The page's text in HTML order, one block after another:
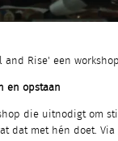
and Rise' een
en opstaan
die uitnodigt om
dat met hén doet. Via